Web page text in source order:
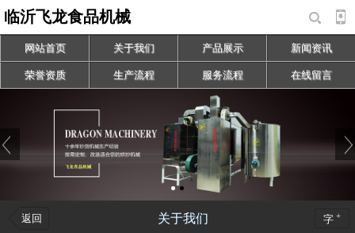
临沂飞龙食品机械
网站首页 关于我们 产品展示 新闻资讯
荣誉资质 生产流程 服务流程 在线留言
返回 关于我们 字 +